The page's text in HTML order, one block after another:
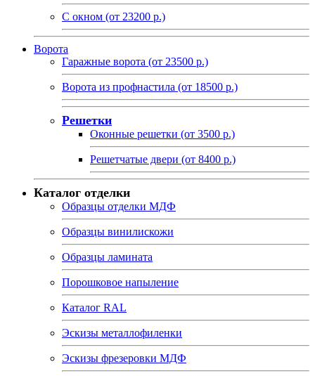
С окном (от 23200 р.)
Ворота
Гаражные ворота (от 23500 р.)
Ворота из профнастила (от 18500 р.)
Решетки
Оконные решетки (от 3500 р.)
Решетчатые двери (от 8400 р.)
Каталог отделки
Образцы отделки МДФ
Образцы винилискожи
Образцы ламината
Порошковое напыление
Каталог RAL
Эскизы металлофиленки
Эскизы фрезеровки МДФ